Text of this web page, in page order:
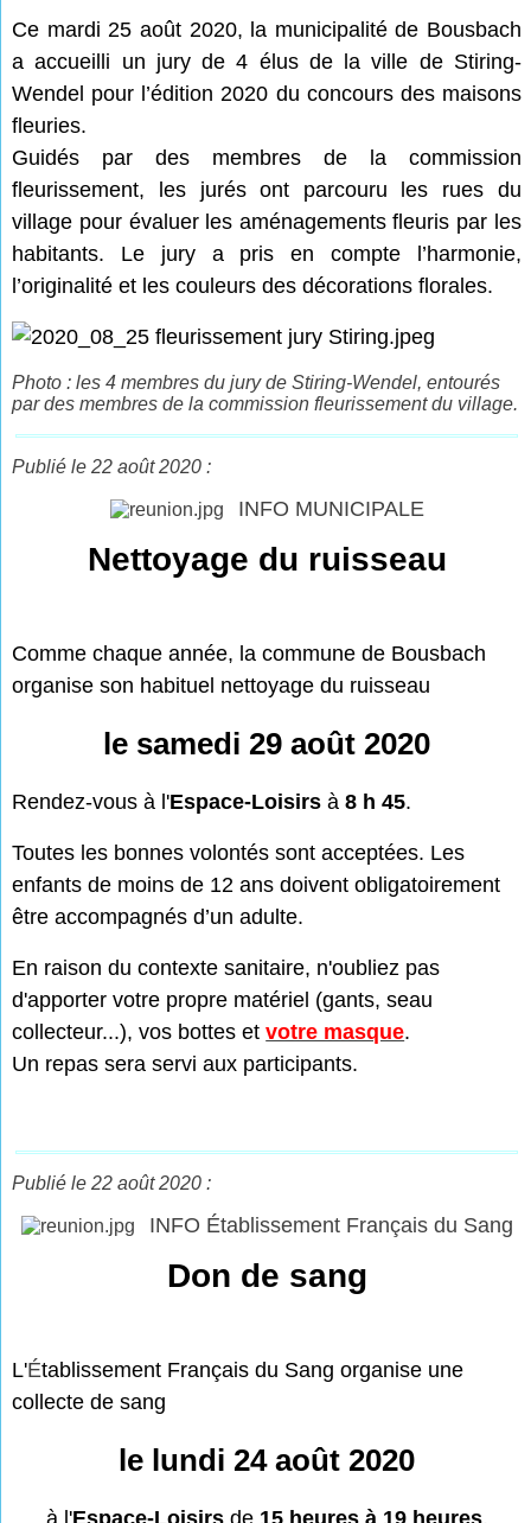
Ce mardi 25 août 2020, la municipalité de Bousbach
a accueilli un jury de 4 élus de la ville de Stiring-
Wendel pour l’édition 2020 du concours des maisons
fleuries.
Guidés par des membres de la commission
fleurissement, les jurés ont parcouru les rues du
village pour évaluer les aménagements fleuris par les
habitants. Le jury a pris en compte l’harmonie,
l’originalité et les couleurs des décorations florales.
Photo : les 4 membres du jury de Stiring-Wendel, entourés
par des membres de la commission fleurissement du village.
Publié le 22 août 2020 :
INFO MUNICIPALE
Nettoyage du ruisseau
Comme chaque année, la commune de Bousbach
organise son habituel nettoyage du ruisseau
le samedi 29 août 2020
Rendez-vous à l'Espace-Loisirs à8 h 45.
Toutes les bonnes volontés sont acceptées. Les
enfants de moins de 12 ans doivent obligatoirement
être accompagnés d’un adulte.
En raison du contexte sanitaire, n'oubliez pas
d'apporter votre propre matériel (gants, seau
collecteur...), vos bottes etvotre masque.
Un repas sera servi aux participants.
Publié le 22 août 2020 :
INFO Établissement Français du Sang
Don de sang
L'Établissement Français du Sang organise une
collecte de sang
le lundi 24 août 2020
à l'Espace-Loisirsde 15 heures à 19 heures.